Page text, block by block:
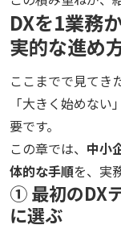
DXを1業務
実的な進め
ここまでで見てき
「大きく始めな
要です。
この章では、 中小
体的な手順を、実
① 最初のDX
に選ぶ